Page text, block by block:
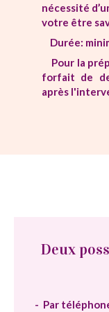
nécessité
votre être
Durée:
Pour la
forfait de
après
Deux
- Par